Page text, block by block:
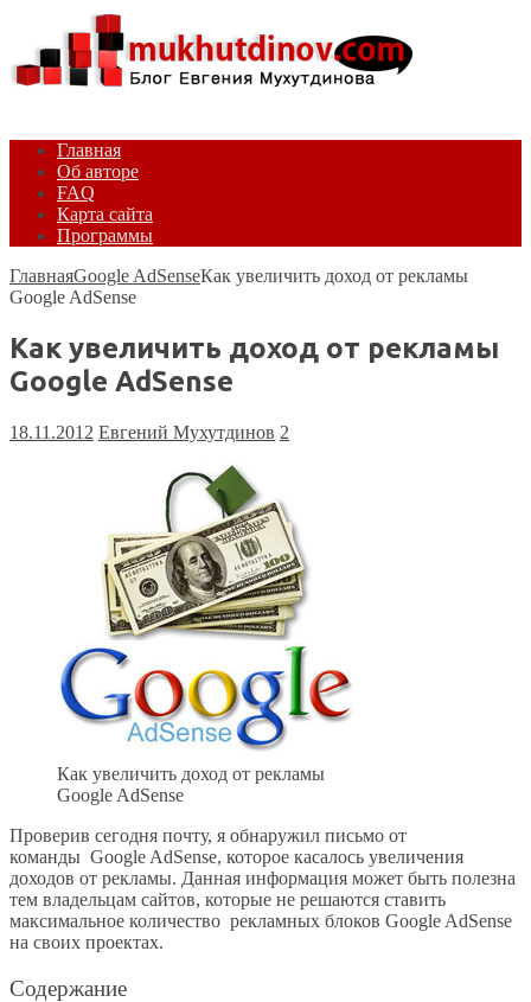
Главная
Об авторе
FAQ
Карта сайта
Программы
ГлавнаяGoogle AdSenseКак увеличить доход от рекламы
Google AdSense
Как увеличить доход от рекламы
Google AdSense
18.11.2012 Евгений Мухутдинов 2
Как увеличить доход от рекламы
Google AdSense
Проверив сегодня почту, я обнаружил письмо от
команды Google AdSense, которое касалось увеличения
доходов от рекламы. Данная информация может быть полезна
тем владельцам сайтов, которые не решаются ставить
максимальное количество рекламных блоков Google AdSense
на своих проектах.
Содержание